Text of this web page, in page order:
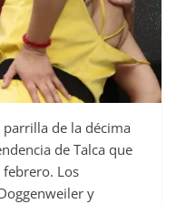
parrilla de la décima
de Talca que
Los
y